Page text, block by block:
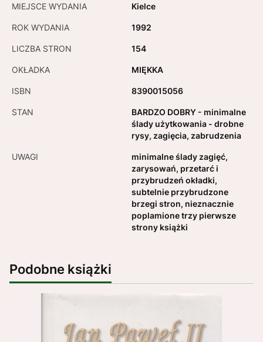
MIEJSCE WYDANIA Kielce
ROK WYDANIA 1992
LICZBA STRON 154
OKŁADKA MIĘKKA
ISBN 8390015056
STAN
BARDZO DOBRY - minimalne
ślady użytkowania - drobne
rysy, zagięcia, zabrudzenia
UWAGI
minimalne ślady zagięć,
zarysowań, przetarć i
przybrudzeń okładki,
subtelnie przybrudzone
brzegi stron, nieznacznie
poplamione trzy pierwsze
strony książki
Podobne książki